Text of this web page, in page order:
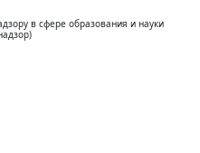
в сфере образования и науки